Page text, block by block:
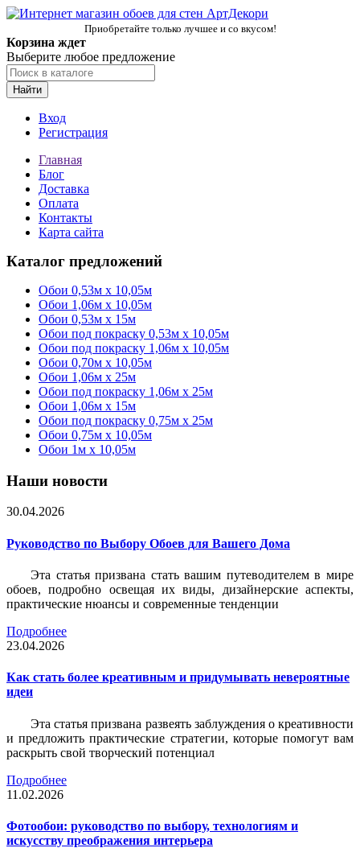
Приобретайте только лучшее и со вкусом!
Корзина ждет
Выберите любое предложение
Найти
Вход
Регистрация
Главная
Блог
Доставка
Оплата
Контакты
Карта сайта
Каталог предложений
Обои 0,53м x 10,05м
Обои 1,06м х 10,05м
Обои 0,53м x 15м
Обои под покраску 0,53м x 10,05м
Обои под покраску 1,06м х 10,05м
Обои 0,70м x 10,05м
Обои 1,06м x 25м
Обои под покраску 1,06м x 25м
Обои 1,06м x 15м
Обои под покраску 0,75м x 25м
Обои 0,75м x 10,05м
Обои 1м х 10,05м
Наши новости
30.04.2026
Руководство по Выбору Обоев для Вашего Дома
Эта статья призвана стать вашим путеводителем в мире
обоев, подробно освещая их виды, дизайнерские аспекты,
практические нюансы и современные тенденции
Подробнее
23.04.2026
Как стать более креативным и придумывать невероятные
идеи
Эта статья призвана развеять заблуждения о креативности
и предложить практические стратегии, которые помогут вам
раскрыть свой творческий потенциал
Подробнее
11.02.2026
Фотообои: руководство по выбору, технологиям и
искусству преображения интерьера